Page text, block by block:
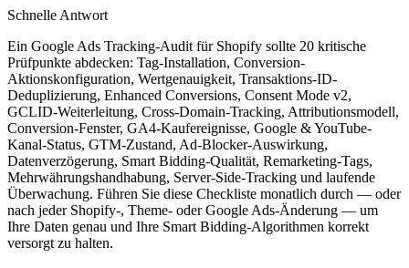
Schnelle Antwort
Ein Google Ads Tracking-Audit für Shopify sollte 20 kritische
Prüfpunkte abdecken: Tag-Installation, Conversion-
Aktionskonfiguration, Wertgenauigkeit, Transaktions-ID-
Deduplizierung, Enhanced Conversions, Consent Mode v2,
GCLID-Weiterleitung, Cross-Domain-Tracking, Attributionsmodell,
Conversion-Fenster, GA4-Kaufereignisse, Google & YouTube-
Kanal-Status, GTM-Zustand, Ad-Blocker-Auswirkung,
Datenverzögerung, Smart Bidding-Qualität, Remarketing-Tags,
Mehrwährungshandhabung, Server-Side-Tracking und laufende
Überwachung. Führen Sie diese Checkliste monatlich durch — oder
nach jeder Shopify-, Theme- oder Google Ads-Änderung — um
Ihre Daten genau und Ihre Smart Bidding-Algorithmen korrekt
versorgt zu halten.